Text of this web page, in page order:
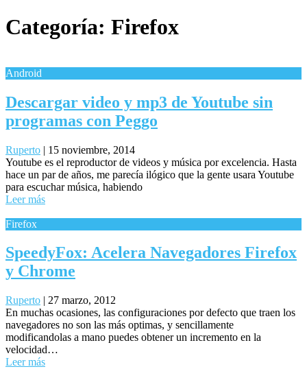
Categoría: Firefox
Android
Descargar video y mp3 de Youtube sin
programas con Peggo
Ruperto | 15 noviembre, 2014
Youtube es el reproductor de videos y música por excelencia. Hasta
hace un par de años, me parecía ilógico que la gente usara Youtube
para escuchar música, habiendo
Leer más
Firefox
SpeedyFox: Acelera Navegadores Firefox
y Chrome
Ruperto | 27 marzo, 2012
En muchas ocasiones, las configuraciones por defecto que traen los
navegadores no son las más optimas, y sencillamente
modificandolas a mano puedes obtener un incremento en la
velocidad…
Leer más